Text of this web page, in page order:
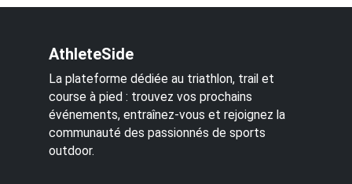
AthleteSide
La plateforme dédiée au triathlon, trail et
course à pied : trouvez vos prochains
événements, entraînez-vous et rejoignez la
communauté des passionnés de sports
outdoor.